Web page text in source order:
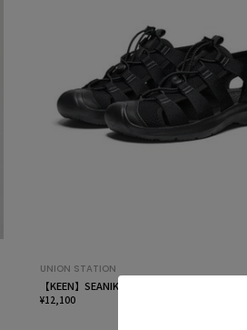
UNION STATION
【KEEN】SEANIK H2
¥12,100